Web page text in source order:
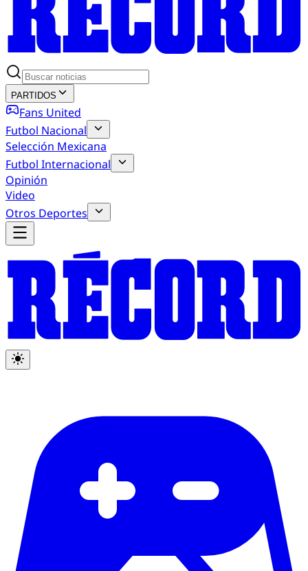
PARTIDOS
Fans United
Futbol Nacional
Selección Mexicana
Futbol Internacional
Opinión
Video
Otros Deportes